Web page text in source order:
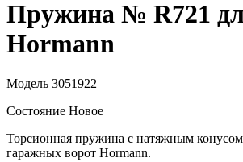
Пружина № R721
Hormann
Модель 3051922
Состояние Новое
Торсионная пружина с натяжным
гаражных ворот Hormann.